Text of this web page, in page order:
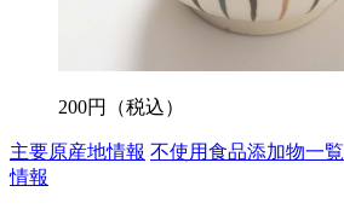
200円 （税込）
主要原産地情報 不使用食品添加物一覧
情報